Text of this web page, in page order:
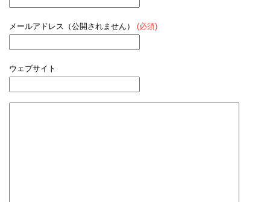
メールアドレス（公開されません） (必須)
ウェブサイト